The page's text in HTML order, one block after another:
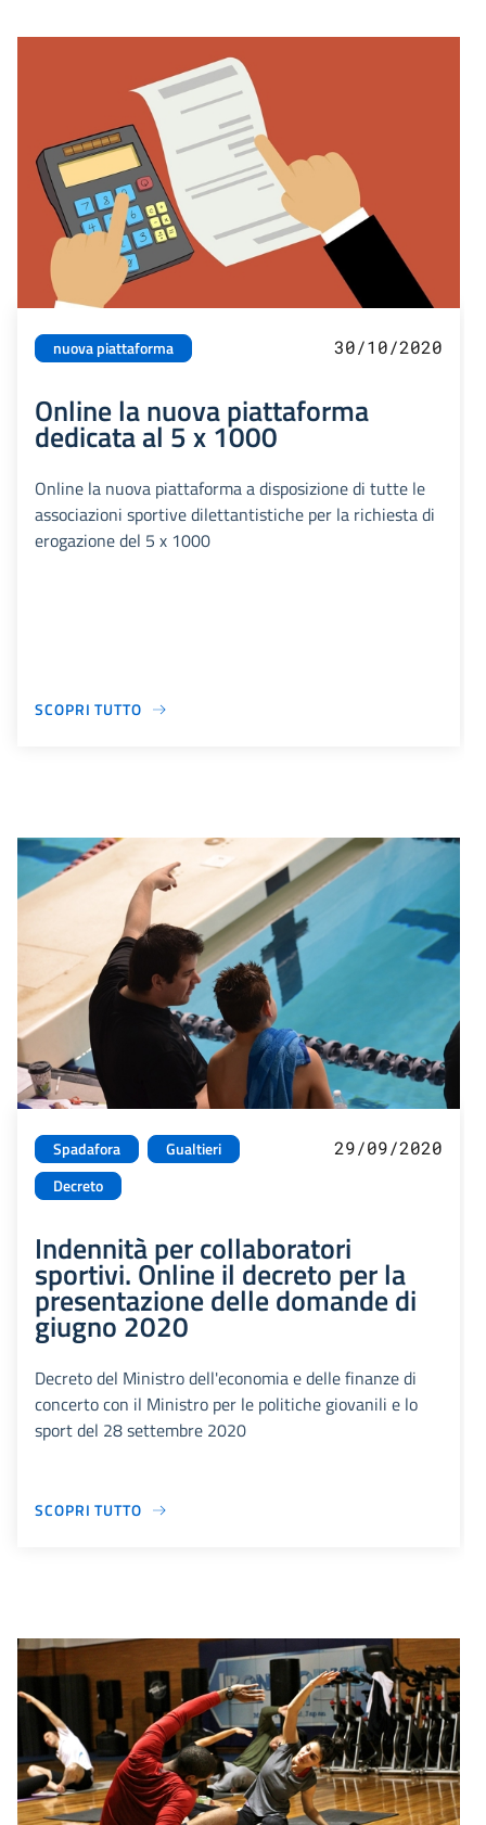
nuova piattaforma 30/10/2020
Online la nuova piattaforma
dedicata al 5 x 1000
Online la nuova piattaforma a disposizione di tutte le
associazioni sportive dilettantistiche per la richiesta di
erogazione del 5 x 1000
SCOPRI TUTTO
Spadafora
Gualtieri
Decreto
29/09/2020
Indennità per collaboratori
sportivi. Online il decreto per la
presentazione delle domande di
giugno 2020
Decreto del Ministro dell'economia e delle finanze di
concerto con il Ministro per le politiche giovanili e lo
sport del 28 settembre 2020
SCOPRI TUTTO